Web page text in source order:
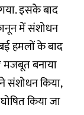
इसके बाद
में संशोधन
हमलों के बाद
बनाया
संशोधन किया,
किया जा